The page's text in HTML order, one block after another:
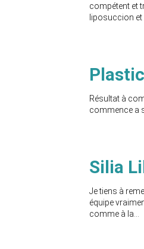
compétent et
liposuccion et
Résultat à
commence a
Silia
Je tiens à
équipe
comme à la...